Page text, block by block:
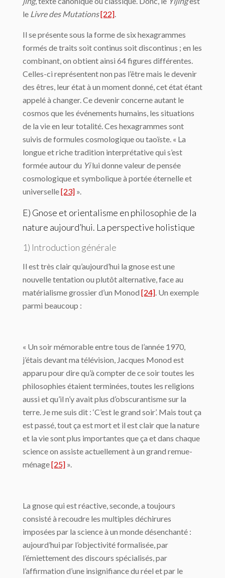
le Livre des Mutations[22]
Il se présente sous la forme de six hexagrammes
formés de traits soit continus soit discontinus ; en les
combinant, on obtient ainsi 64 figures différentes.
Celles-ci représentent non pas l’être mais le devenir
des êtres, leur état à un moment donné, cet état étant
appelé à changer. Ce devenir concerne autant le
cosmos que les événements humains, les situations
de la vie en leur totalité. Ces hexagrammes sont
suivis de formules cosmologique ou taoïste. « La
longue et riche tradition interprétative qui s’est
formée autour du Yilui donne valeur de pensée
cosmologique et symbolique à portée éternelle et
universelle[23] ».
E) Gnose et orientalisme en philosophie de la
nature aujourd’hui. La perspective holistique
1) Introduction générale
Il est très clair qu’aujourd’hui la gnose est une
nouvelle tentation ou plutôt alternative, face au
matérialisme grossier d’un Monod [24] . Un exemple
parmi beaucoup :
« Un soir mémorable entre tous de l’année 1970,
j’étais devant ma télévision, Jacques Monod est
apparu pour dire qu’à compter de ce soir toutes les
philosophies étaient terminées, toutes les religions
aussi et qu’il n’y avait plus d’obscurantisme sur la
terre. Je me suis dit : ‘C’est le grand soir’. Mais tout ça
est passé, tout ça est mort et il est clair que la nature
et la vie sont plus importantes que ça et dans chaque
science on assiste actuellement à un grand remue-
ménage[25] ».
La gnose qui est réactive, seconde, a toujours
consisté à recoudre les multiples déchi­rures
imposées par la science à un monde désenchanté :
aujourd’hui par l’objectivité formalisée, par
l’émiettement des discours spécialisés, par
l’affirmation d’une insigni­fiance du réel et par le